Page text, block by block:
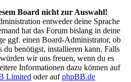
Board nicht zur Auswahl!
entweder deine Sprache
hat das Forum bislang in deine
ggf. einen Board-Administrator, ob
du benötigst, installieren kann. Falls
wir uns freuen, wenn du es
Informationen dazu können auf
Limited oder aufphpBB.de